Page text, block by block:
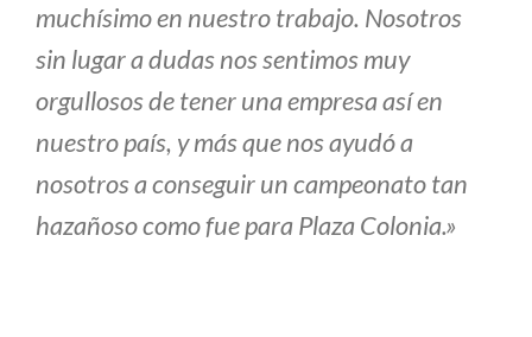
muchísimo en nuestro trabajo. Nosotros
sin lugar a dudas nos sentimos muy
orgullosos de tener una empresa así en
nuestro país, y más que nos ayudó a
nosotros a conseguir un campeonato tan
hazañoso como fue para Plaza Colonia.»